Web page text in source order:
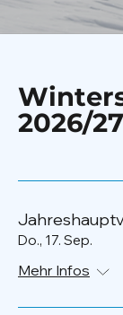
2026/27
Do., 17. Sep.
Mehr Infos